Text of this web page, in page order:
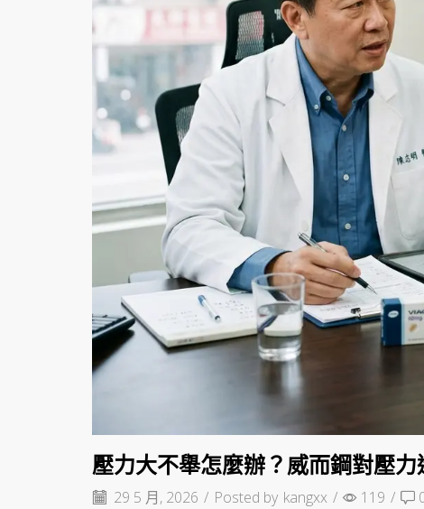
壓力大不舉怎麼辦？威而鋼對壓
29 5 月, 2026 / Posted by kangxx / 119 /